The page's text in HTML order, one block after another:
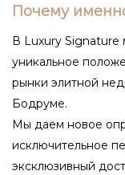
Почему
В Luxury Signature
уникальное
рынки элитной
Бодруме.
Мы даем новое
исключительное
эксклюзивный